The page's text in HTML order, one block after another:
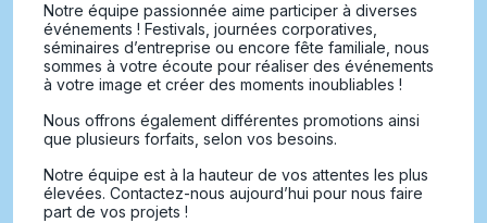
Notre équipe passionnée aime participer à diverses
événements ! Festivals, journées corporatives,
séminaires d’entreprise ou encore fête familiale, nous
sommes à votre écoute pour réaliser des événements
à votre image et créer des moments inoubliables !
Nous offrons également différentes promotions ainsi
que plusieurs forfaits, selon vos besoins.
Notre équipe est à la hauteur de vos attentes les plus
élevées. Contactez-nous aujourd’hui pour nous faire
part de vos projets !